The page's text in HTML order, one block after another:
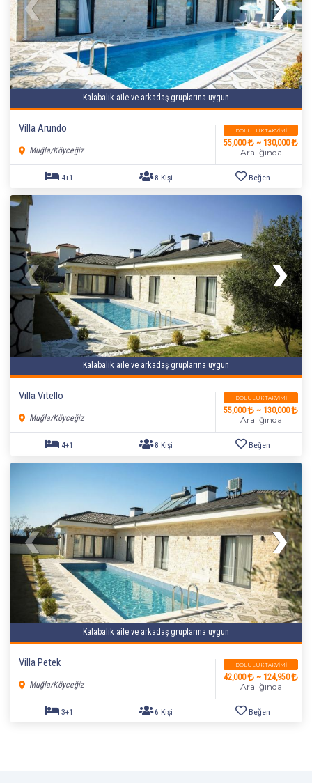
Kalabalık aile ve arkadaş gruplarına uygun
Villa Arundo
Muğla/Köyceğiz
DOLULUK TAKVIMI
55,000 ~ 130,000
Aralığında
4+1 8 Kişi Beğen
Kalabalık aile ve arkadaş gruplarına uygun
Villa Vitello
Muğla/Köyceğiz
DOLULUK TAKVIMI
55,000 ~ 130,000
Aralığında
Kalabalık aile ve arkadaş gruplarına uygun
Villa Petek
Muğla/Köyceğiz
DOLULUK TAKVIMI
42,000 ~ 124,950
Aralığında